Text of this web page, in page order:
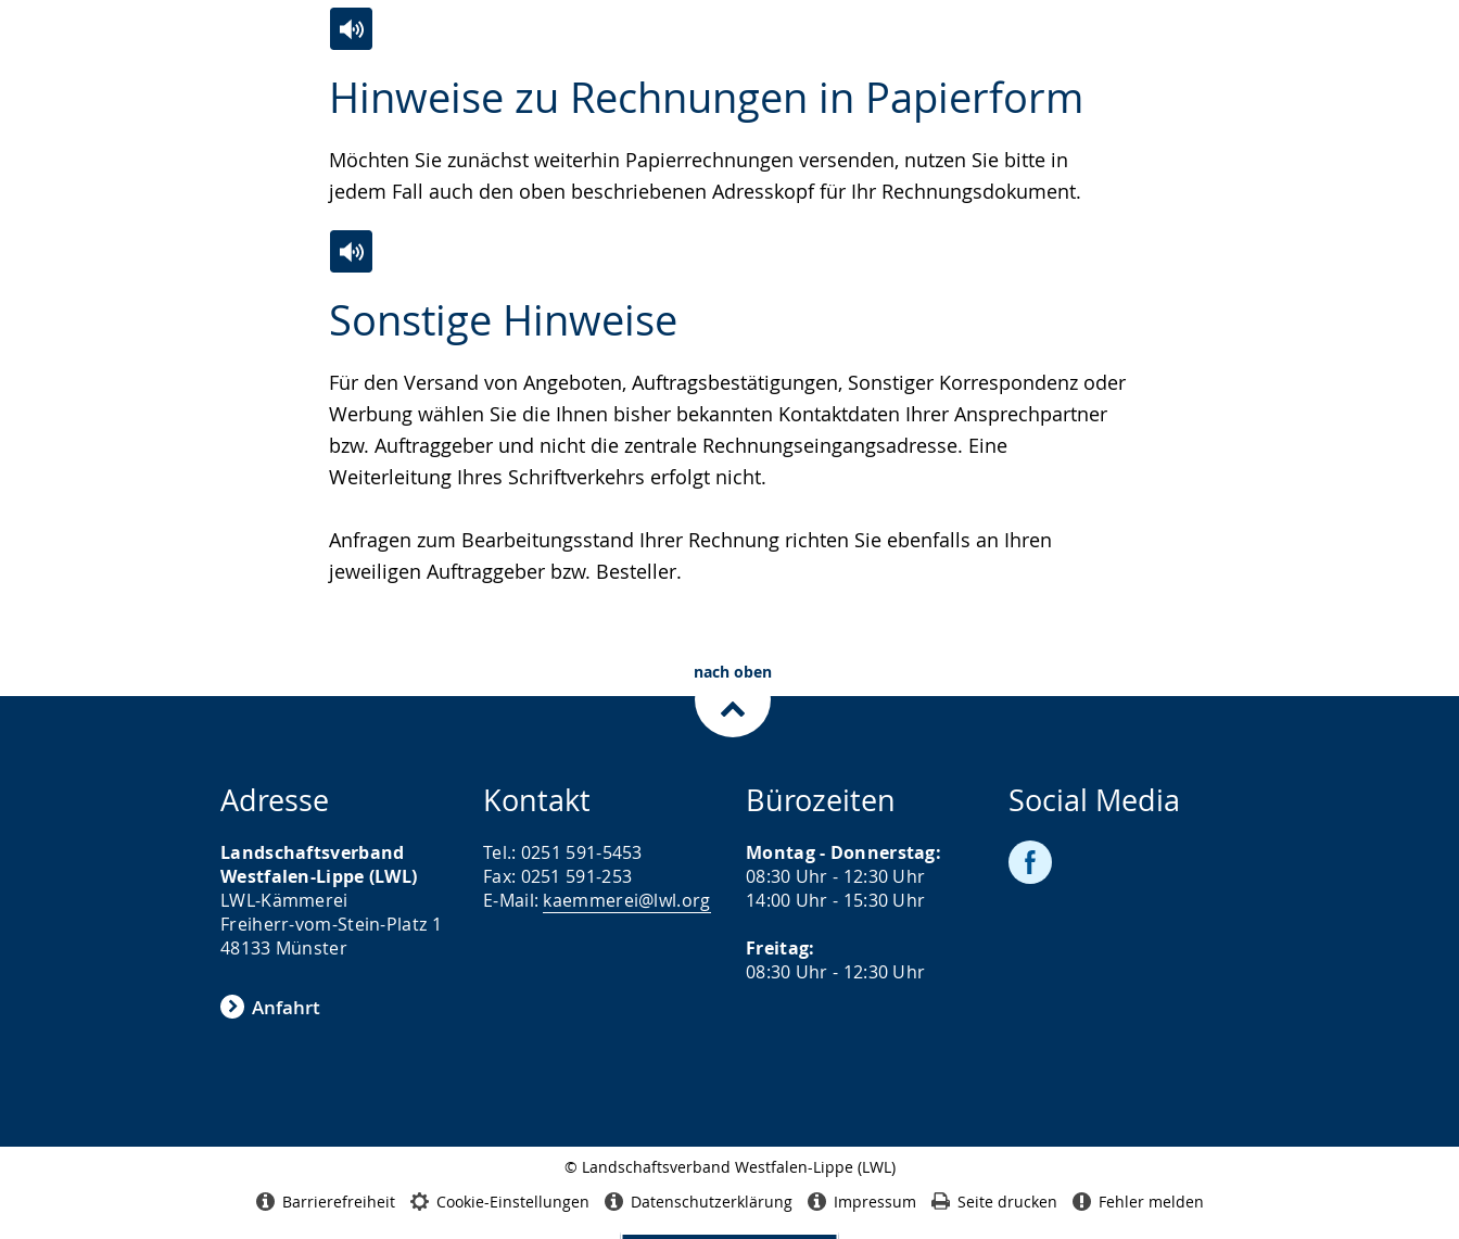
Hinweise zu Rechnungen in Papierform
Möchten Sie zunächst weiterhin Papierrechnungen versenden, nutzen Sie bitte in
jedem Fall auch den oben beschriebenen Adresskopf für Ihr Rechnungsdokument.
Leichten
wechseln.
Audio-
Video
Deutscher
Gebärdensprache
angezeigt.
Sonstige Hinweise
Für den Versand von Angeboten, Auftragsbestätigungen, Sonstiger Korrespondenz oder
Werbung wählen Sie die Ihnen bisher bekannten Kontaktdaten Ihrer Ansprechpartner
bzw. Auftraggeber und nicht die zentrale Rechnungseingangsadresse. Eine
Weiterleitung Ihres Schriftverkehrs erfolgt nicht.
Anfragen zum Bearbeitungsstand Ihrer Rechnung richten Sie ebenfalls an Ihren
jeweiligen Auftraggeber bzw. Besteller.
Leichten
wechseln.
Audio-
Unterstützung.
Video
Deutscher
Gebärdensprache
wird
angezeigt.
nach oben
Adresse
Landschaftsverband
Westfalen-Lippe (LWL)
LWL-Kämmerei
Freiherr-vom-Stein-Platz 1
48133 Münster
Anfahrt
Kontakt
Tel.: 0251 591-5453
Fax: 0251 591-253
E-Mail: kaemmerei@lwl.org
Bürozeiten
Montag - Donnerstag:
08:30 Uhr - 12:30 Uhr
14:00 Uhr - 15:30 Uhr
Freitag:
08:30 Uhr - 12:30 Uhr
Social Media
© Landschaftsverband Westfalen-Lippe (LWL)
Barrierefreiheit Cookie-Einstellungen Datenschutzerklärung Impressum Seite drucken Fehler melden